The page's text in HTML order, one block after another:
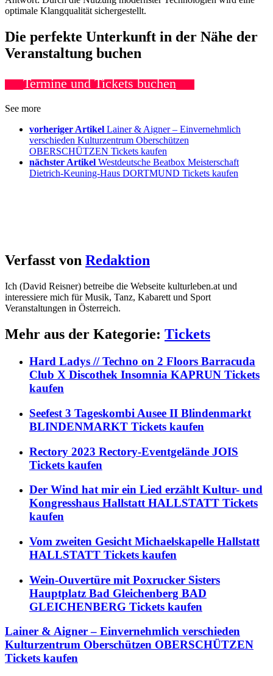
optimale Klangqualität sichergestellt.
Die perfekte Unterkunft in der Nähe der
Veranstaltung buchen
Termine und Tickets buchen
See more
vorheriger Artikel Lainer & Aigner – Einvernehmlich
verschieden Kulturzentrum Oberschützen
OBERSCHÜTZEN Tickets kaufen
nächster Artikel Westdeutsche Beatbox Meisterschaft
Dietrich-Keuning-Haus DORTMUND Tickets kaufen
Verfasst von Redaktion
Ich (David Reisner) betreibe die Webseite kulturleben.at und
interessiere mich für Musik, Tanz, Kabarett und Sport
Veranstaltungen in Österreich.
Mehr aus der Kategorie: Tickets
Hard Ladys // Techno on 2 Floors Barracuda
Club X Discothek Insomnia KAPRUN Tickets
kaufen
Seefest 3 Tageskombi Ausee II Blindenmarkt
BLINDENMARKT Tickets kaufen
Rectory 2023 Rectory-Eventgelände JOIS
Tickets kaufen
Der Wind hat mir ein Lied erzählt Kultur- und
Kongresshaus Hallstatt HALLSTATT Tickets
kaufen
Vom zweiten Gesicht Michaelskapelle Hallstatt
HALLSTATT Tickets kaufen
Wein-Ouvertüre mit Poxrucker Sisters
Hauptplatz Bad Gleichenberg BAD
GLEICHENBERG Tickets kaufen
Lainer & Aigner – Einvernehmlich verschieden
Kulturzentrum Oberschützen OBERSCHÜTZEN
Tickets kaufen